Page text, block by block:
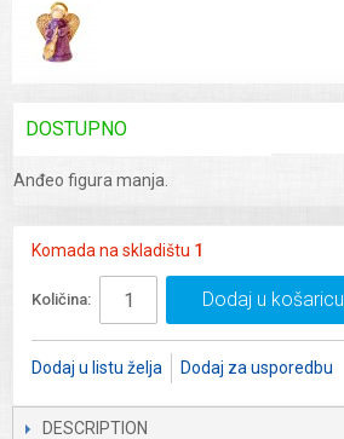
DOSTUPNO
Anđeo figura manja.
Komada na skladištu 1
Količina: Dodaj u košaricu
Dodaj u listu želja Dodaj za usporedbu
DESCRIPTION